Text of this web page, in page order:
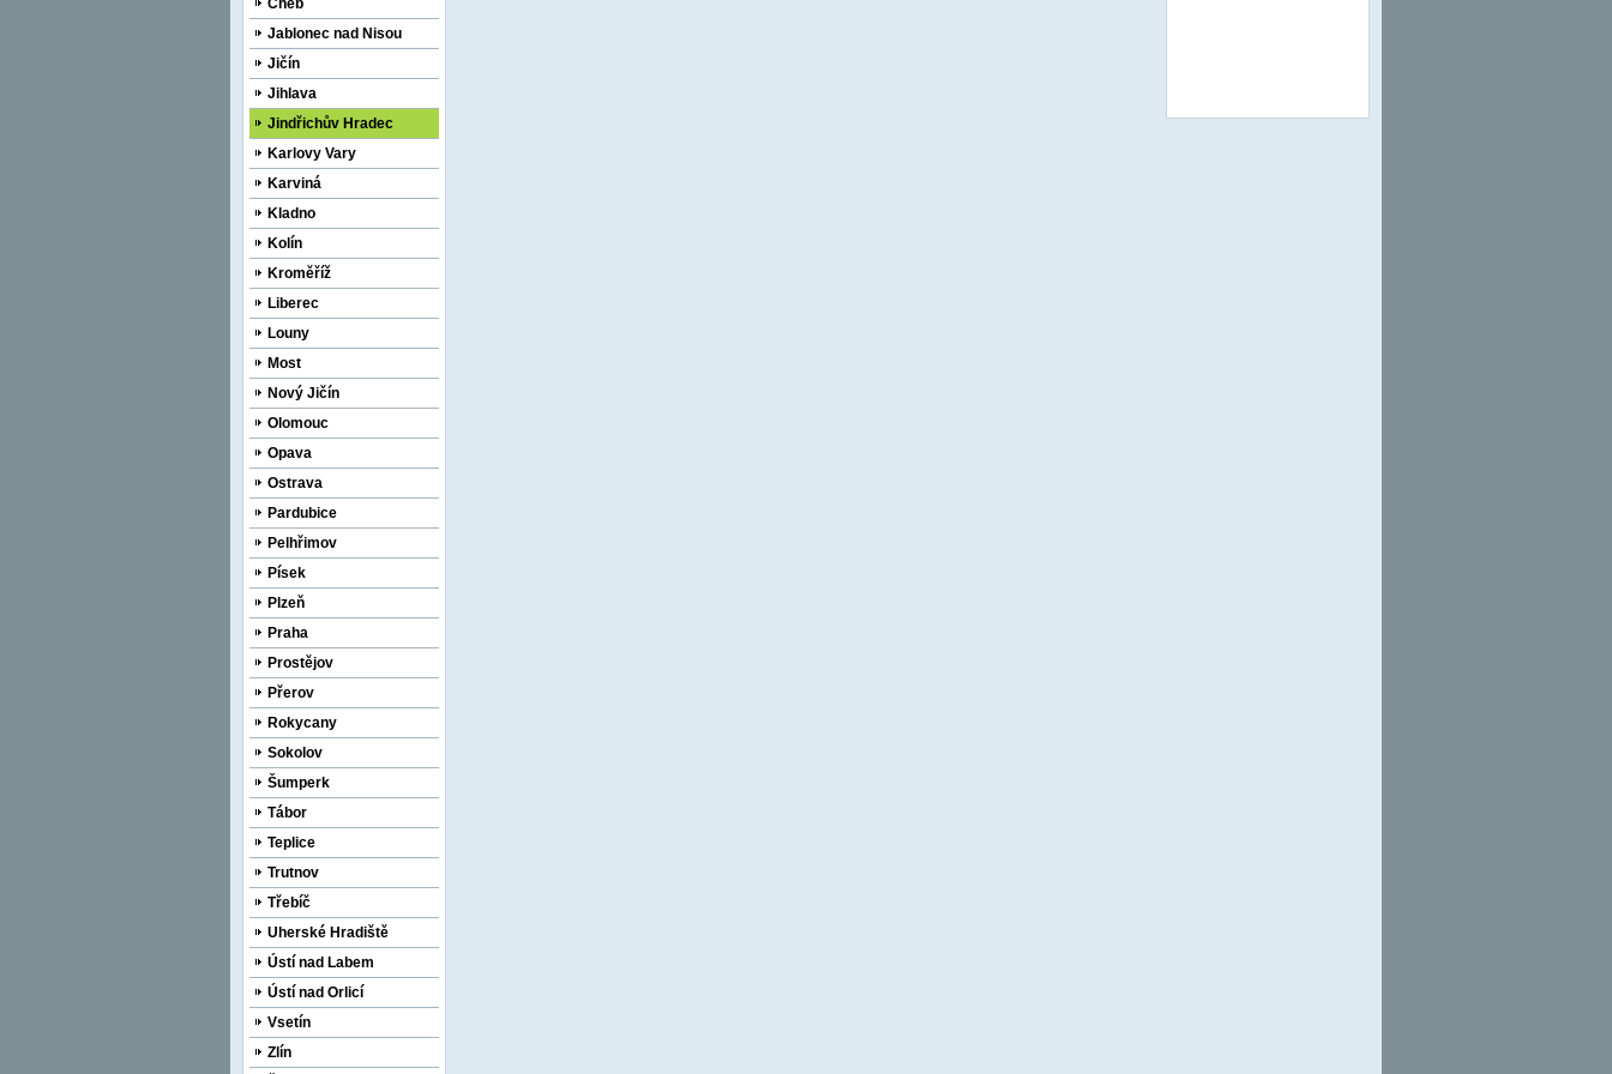
Cheb
Jablonec nad Nisou
Jičín
Jihlava
Jindřichův Hradec
Karlovy Vary
Karviná
Kladno
Kolín
Kroměříž
Liberec
Louny
Most
Nový Jičín
Olomouc
Opava
Ostrava
Pardubice
Pelhřimov
Písek
Plzeň
Praha
Prostějov
Přerov
Rokycany
Sokolov
Šumperk
Tábor
Teplice
Trutnov
Třebíč
Uherské Hradiště
Ústí nad Labem
Ústí nad Orlicí
Vsetín
Zlín